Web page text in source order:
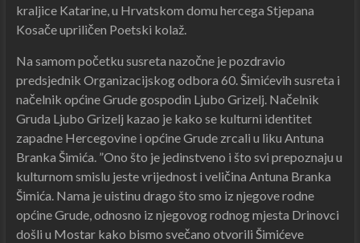
kraljice Katarine, u Hrvatskom domu hercega Stjepana
Kosače upriličen Poetski kolaž.
Na samom početku susreta nazočne je pozdravio
predsjednik Organizacijskog odbora 60. Šimićevih susreta i
načelnik općine Grude gospodin Ljubo Grizelj. Načelnik
Gruda Ljubo Grizelj kazao je kako se kulturni identitet
zapadne Hercegovine i općine Grude zrcali u liku Antuna
Branka Šimića. ”Ono što je jedinstveno i što svi prepoznaju u
kulturnom smislu jeste vrijednost i veličina Antuna Branka
Šimića. Nama je uistinu drago što smo iz njegove rodne
općine Grude, odnosno iz njegovog rodnog mjesta Drinovci
došli u Mostar kako bismo svečano otvorili Šimićeve